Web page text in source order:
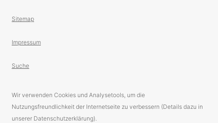
Sitemap
Impressum
Suche
Wir verwenden Cookies und Analysetools, um die
Nutzungsfreundlichkeit der Internetseite zu verbessern (Details dazu in
unserer Datenschutzerklärung).